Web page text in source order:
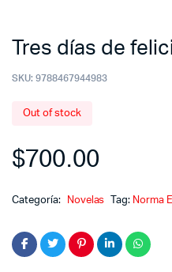
Tres días de
SKU: 9788467944983
Out of stock
$700.00
Categoría: Novelas Tag: Norma